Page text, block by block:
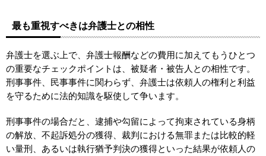
最も重視すべきは弁護士との相性
弁護士を選ぶ上で、弁護士報酬などの費用に加えてもうひとつ
の重要なチェックポイントは、被疑者・被告人との相性です。
刑事事件、民事事件に関わらず、弁護士は依頼人の権利と利益
を守るために法的知識を駆使して争います。
刑事事件の場合だと、逮捕や勾留によって拘束されている身柄
の解放、不起訴処分の獲得、裁判における無罪または比較的軽
い量刑、あるいは執行猶予判決の獲得といった結果が依頼人の